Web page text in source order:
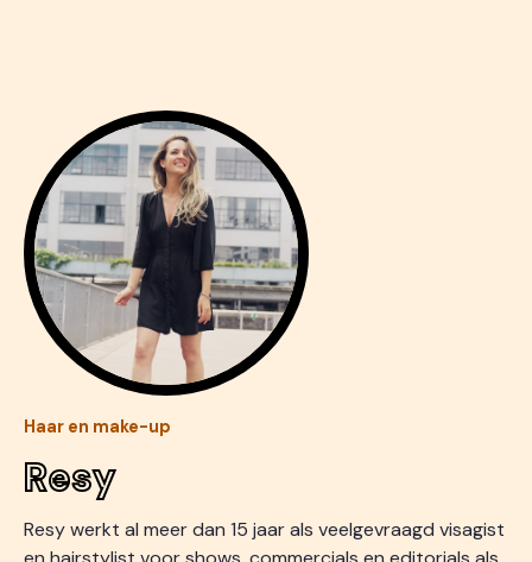
Haar en make-up
Resy
Resy werkt al meer dan 15 jaar als veelgevraagd visagist